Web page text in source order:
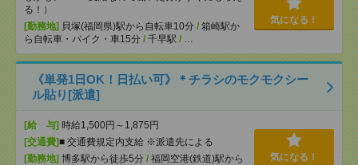
る！）
[勤務地] 貝塚(福岡県)駅から自転車10分 / 箱崎駅か
ら自転車・バイク・車15分 / 千早駅 / …
気になる！
《単発1日OK！日払い可》＊チラシのモクモクシー
ル貼り[派遣]
[給 与] 時給1,500円～1,875円
[交通費]■ 交通費規定内支給 ※派遣先による
[勤務地] 博多駅から徒歩5分 / 福岡空港(鉄道)駅から
気になる！